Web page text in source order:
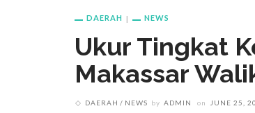
DAERAH NEWS
Ukur Tingkat
Makassar
DAERAH NEWS by ADMIN on JUNE 25,